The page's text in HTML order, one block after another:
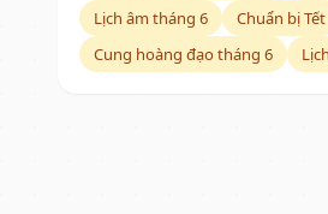
Lịch âm tháng 6
Chuẩn bị Tết
Cung hoàng đạo tháng 6